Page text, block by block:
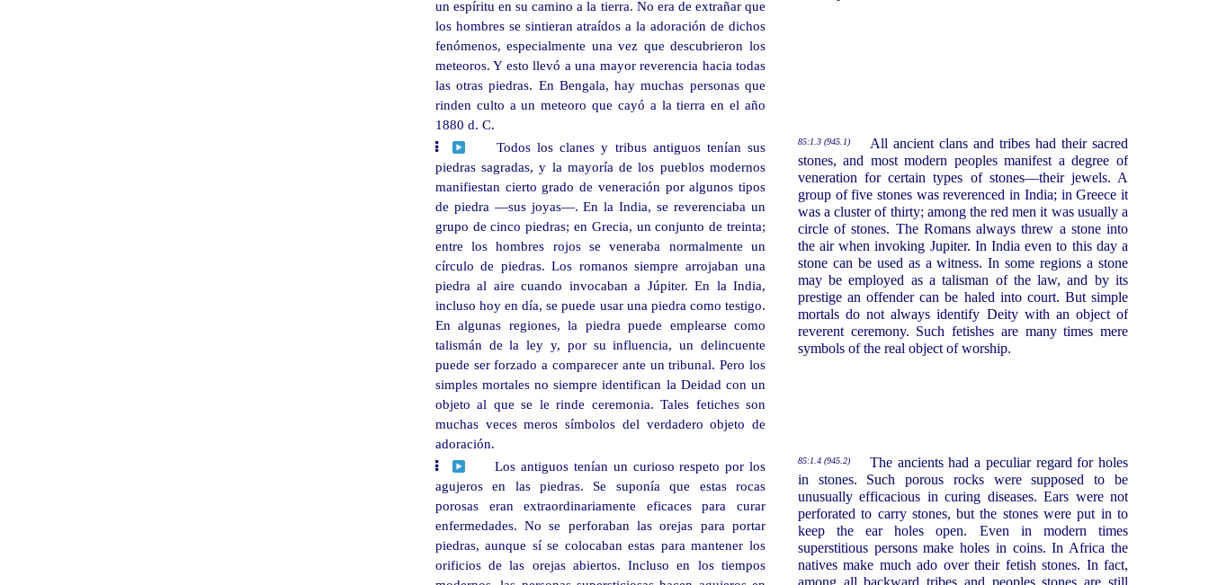
un espíritu en su camino a la tierra. No era de extrañar que
los hombres se sintieran atraídos a la adoración de dichos
fenómenos, especialmente una vez que descubrieron los
meteoros. Y esto llevó a una mayor reverencia hacia todas
las otras piedras. En Bengala, hay muchas personas que
rinden culto a un meteoro que cayó a la tierra en el año
1880 d. C.
Todos los clanes y tribus antiguos tenían sus
piedras sagradas, y la mayoría de los pueblos modernos
manifiestan cierto grado de veneración por algunos tipos
de piedra —sus joyas—. En la India, se reverenciaba un
grupo de cinco piedras; en Grecia, un conjunto de treinta;
entre los hombres rojos se veneraba normalmente un
círculo de piedras. Los romanos siempre arrojaban una
piedra al aire cuando invocaban a Júpiter. En la India,
incluso hoy en día, se puede usar una piedra como testigo.
En algunas regiones, la piedra puede emplearse como
talismán de la ley y, por su influencia, un delincuente
puede ser forzado a comparecer ante un tribunal. Pero los
simples mortales no siempre identifican la Deidad con un
objeto al que se le rinde ceremonia. Tales fetiches son
muchas veces meros símbolos del verdadero objeto de
adoración.
85:1.3 (945.1)
All ancient clans and tribes had their sacred
stones, and most modern peoples manifest a degree of
veneration for certain types of stones—their jewels. A
group of five stones was reverenced in India; in Greece it
was a cluster of thirty; among the red men it was usually a
circle of stones. The Romans always threw a stone into
the air when invoking Jupiter. In India even to this day a
stone can be used as a witness. In some regions a stone
may be employed as a talisman of the law, and by its
prestige an offender can be haled into court. But simple
mortals do not always identify Deity with an object of
reverent ceremony. Such fetishes are many times mere
symbols of the real object of worship.
Los antiguos tenían un curioso respeto por los
agujeros en las piedras. Se suponía que estas rocas
porosas eran extraordinariamente eficaces para curar
enfermedades. No se perforaban las orejas para portar
piedras, aunque sí se colocaban estas para mantener los
orificios de las orejas abiertos. Incluso en los tiempos
85:1.4 (945.2)
The ancients had a peculiar regard for holes
in stones. Such porous rocks were supposed to be
unusually efficacious in curing diseases. Ears were not
perforated to carry stones, but the stones were put in to
keep the ear holes open. Even in modern times
superstitious persons make holes in coins. In Africa the
natives make much ado over their fetish stones. In fact,